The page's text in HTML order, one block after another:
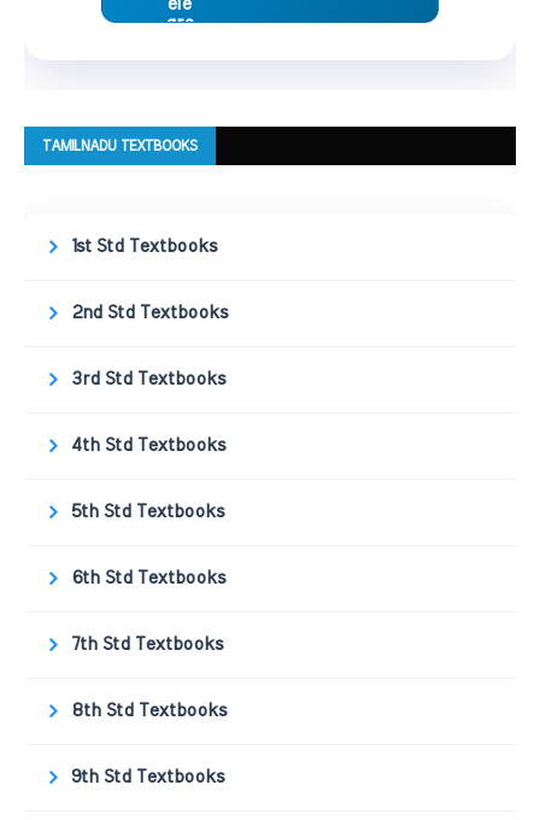
TAMILNADU TEXTBOOKS
1st Std Textbooks
2nd Std Textbooks
3rd Std Textbooks
4th Std Textbooks
5th Std Textbooks
6th Std Textbooks
7th Std Textbooks
8th Std Textbooks
9th Std Textbooks